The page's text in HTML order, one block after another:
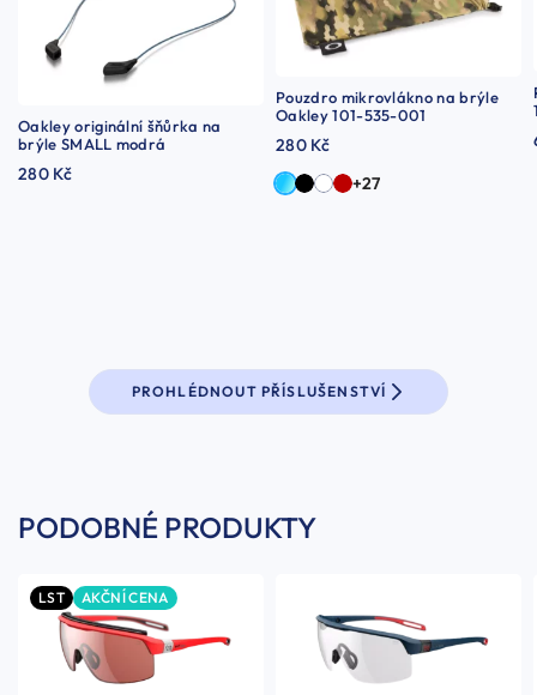
Oakley originální šňůrka na
brýle SMALL modrá
280 Kč
Pouzdro mikrovlákno na brýle
Oakley 101-535-001
280 Kč
+27
PROHLÉDNOUT PŘÍSLUŠENSTVÍ
PODOBNÉ PRODUKTY
LST AKČNÍ CENA